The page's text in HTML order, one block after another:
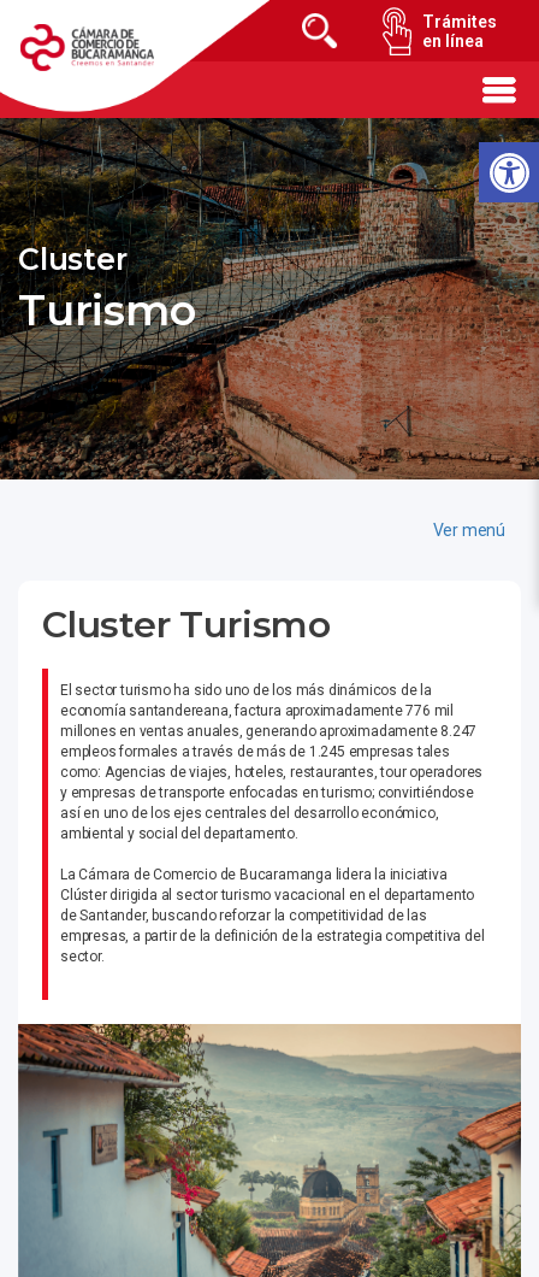
Trámites
en línea
Cluster
Turismo
Ver menú
Cluster Turismo
El sector turismo ha sido uno de los más dinámicos de la
economía santandereana, factura aproximadamente 776 mil
millones en ventas anuales, generando aproximadamente 8.247
empleos formales a través de más de 1.245 empresas tales
como: Agencias de viajes, hoteles, restaurantes, tour operadores
y empresas de transporte enfocadas en turismo; convirtiéndose
así en uno de los ejes centrales del desarrollo económico,
ambiental y social del departamento.
La Cámara de Comercio de Bucaramanga lidera la iniciativa
Clúster dirigida al sector turismo vacacional en el departamento
de Santander, buscando reforzar la competitividad de las
empresas, a partir de la definición de la estrategia competitiva del
sector.